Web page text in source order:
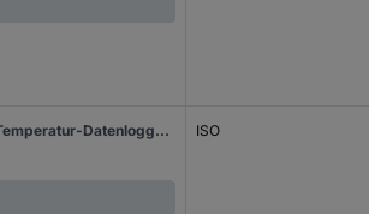
VOLTCRAFT DL-200TISO1 DL-200T Temperatur-Datenlogger kalibriert (ISO) Messgröße Temperatur -30 bis +60 °C PDF Funktion, inkl. Wandhalterung ISO